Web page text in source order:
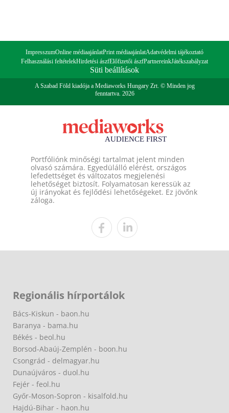
ImpresszumOnline médiaajánlatPrint médiaajánlatAdatvédelmi tájékoztató
Felhasználási feltételekHirdetési ászfElőfizetői ászfPartnereinkJátékszabályzat
Süti beállítások
A Szabad Föld kiadója a Mediaworks Hungary Zrt. © Minden jog
fenntartva. 2026
Portfóliónk minőségi tartalmat jelent minden
olvasó számára. Egyedülálló elérést, országos
lefedettséget és változatos megjelenési
lehetőséget biztosít. Folyamatosan keressük az
új irányokat és fejlődési lehetőségeket. Ez jövőnk
záloga.
Regionális hírportálok
Bács-Kiskun - baon.hu
Baranya - bama.hu
Békés - beol.hu
Borsod-Abaúj-Zemplén - boon.hu
Csongrád - delmagyar.hu
Dunaújváros - duol.hu
Fejér - feol.hu
Győr-Moson-Sopron - kisalfold.hu
Hajdú-Bihar - haon.hu